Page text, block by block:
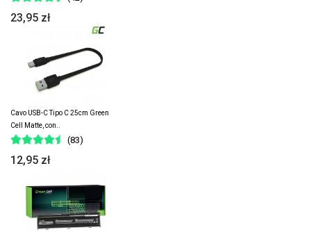
23,95 zł
Cavo USB-C Tipo C 25cm Green
Cell Matte, con..
(83)
12,95 zł